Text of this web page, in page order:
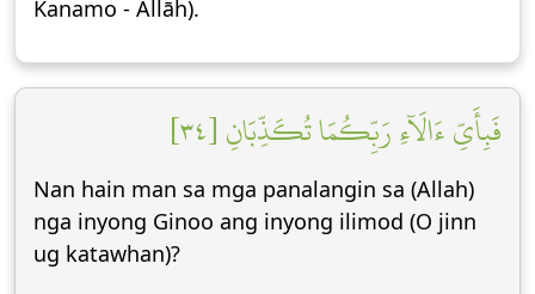
Kanamo - Allāh).
فَبِأَيِّ ءَالَآءِ رَبِّكُمَا تُكَذِّبَانِ [٣٤]
Nan hain man sa mga panalangin sa (Allah)
nga inyong Ginoo ang inyong ilimod (O jinn
ug katawhan)?